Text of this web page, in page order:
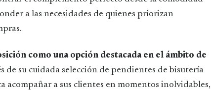
a las necesidades de quienes priorizan
como una opción destacada en el ámbito de
de su cuidada selección de pendientes de bisutería
acompañar a sus clientes en momentos inolvidables,